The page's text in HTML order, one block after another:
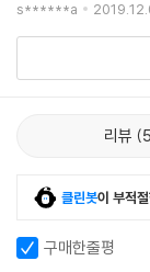
또한 작품 자체로
보를 따로 넣지 않
넣어 책을 펼치면 마
시의 사진이나 작
가족과 지인들이 찍
이미 오랜 시기를 향
많이 바뀌었다. 이번
s******a
리뷰 5
클린봇이 부적
구매한줄평